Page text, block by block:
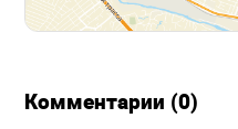
Комментарии (0)